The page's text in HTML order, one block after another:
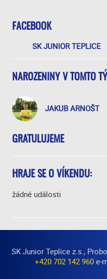
FACEBOOK
SK JUNIOR TEPLICE
NAROZENINY V TOMTO
JAKUB ARNOŠT
GRATULUJEME
HRAJE SE O VÍKENDU:
žádné události
SK Junior Teplice z.s.,
+420 702 142 960e-